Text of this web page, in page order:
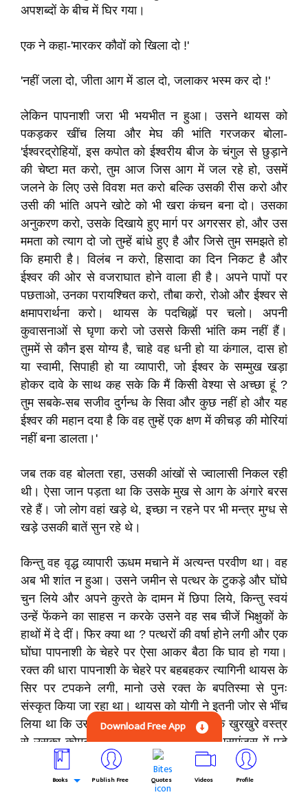
अपशब्दों के बीच में घिर गया।
एक ने कहा-'मारकर कौवों को खिला दो !'
'नहीं जला दो, जीता आग में डाल दो, जलाकर भस्म कर दो !'
लेकिन पापनाशी जरा भी भयभीत न हुआ। उसने थायस को
पकड़कर खींच लिया और मेघ की भांति गरजकर बोला-
'ईश्वरद्रोहियों, इस कपोत को ईश्वरीय बीज के चंगुल से छुड़ाने
की चेष्टा मत करो, तुम आज जिस आग में जल रहे हो, उसमें
जलने के लिए उसे विवश मत करो बल्कि उसकी रीस करो और
उसी की भांति अपने खोटे को भी खरा कंचन बना दो। उसका
अनुकरण करो, उसके दिखाये हुए मार्ग पर अगरसर हो, और उस
ममता को त्याग दो जो तुम्हें बांधे हुए है और जिसे तुम समझते हो
कि हमारी है। विलंब न करो, हिसादा का दिन निकट है और
ईश्वर की ओर से वजराघात होने वाला ही है। अपने पापों पर
पछताओ, उनका परायश्चित करो, तौबा करो, रोओ और ईश्वर से
क्षमापरार्थना करो। थायस के पदचिह्नों पर चलो। अपनी
कुवासनाओं से घृणा करो जो उससे किसी भांति कम नहीं हैं।
तुममें से कौन इस योग्य है, चाहे वह धनी हो या कंगाल, दास हो
या स्वामी, सिपाही हो या व्यापारी, जो ईश्वर के सम्मुख खड़ा
होकर दावे के साथ कह सके कि मैं किसी वेश्या से अच्छा हूं ?
तुम सबके-सब सजीव दुर्गन्ध के सिवा और कुछ नहीं हो और यह
ईश्वर की महान दया है कि वह तुम्हें एक क्षण में कीचड़ की मोरियां
नहीं बना डालता।'
जब तक वह बोलता रहा, उसकी आंखों से ज्वालासी निकल रही
थी। ऐसा जान पड़ता था कि उसके मुख से आग के अंगारे बरस
रहे हैं। जो लोग वहां खड़े थे, इच्छा न रहने पर भी मन्त्र मुग्ध से
खड़े उसकी बातें सुन रहे थे।
किन्तु वह वृद्ध व्यापारी ऊधम मचाने में अत्यन्त परवीण था। वह
अब भी शांत न हुआ। उसने जमीन से पत्थर के टुकड़े और घोंघे
चुन लिये और अपने कुरते के दामन में छिपा लिये, किन्तु स्वयं
उन्हें फेंकने का साहस न करके उसने वह सब चीजें भिक्षुकों के
हाथों में दे दीं। फिर क्या था ? पत्थरों की वर्षा होने लगी और एक
घोंघा पापनाशी के चेहरे पर ऐसा आकर बैठा कि घाव हो गया।
रक्त की धारा पापनाशी के चेहरे पर बहबहकर त्यागिनी थायस के
सिर पर टपकने लगी, मानो उसे रक्त के बपतिस्मा से पुनः
संस्कृत किया जा रहा था। थायस को योगी ने इतनी जोर से भींच
लिया था कि उसका दम घुट रहा था और योगी के खुरखुरे वस्त्र
से उसका कोमल शरीर छिला जाता था। इस असमंजस में पड़े
हुए, घृणा और त्र्कोध से उसका मुख लाल हो रहा था।
Download Free App
Books Publish Free Quotes Videos Profile